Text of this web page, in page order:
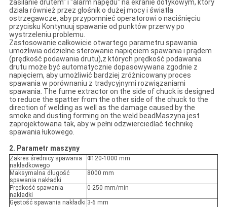
zasilanie drutem" i "alarm napędu" na ekranie dotykowym, który
działa również przez głośnik o dużej mocy i światła
ostrzegawcze, aby przypomnieć operatorowi o naciśnięciu
przycisku Kontynuuj spawanie od punktów przerwy po
wystrzeleniu problemu.
Zastosowanie całkowicie otwartego parametru spawania
umożliwia oddzielne sterowanie napięciem spawania i prądem
(prędkość podawania drutu),z których prędkość podawania
drutu może być automatycznie dopasowywana zgodnie z
napięciem, aby umożliwić bardziej zróżnicowany proces
spawania w porównaniu z tradycyjnymi rozwiązaniami
spawania. The fume extractor on the side of chuck is designed
to reduce the spatter from the other side of the chuck to the
direction of welding as well as the damage caused by the
smoke and dusting forming on the weld beadMaszyna jest
zaprojektowana tak, aby w pełni odzwierciedlać technikę
spawania łukowego.
2. Parametr maszyny
Zakres średnicy spawania
nakładkowego
Φ120-1000 mm
Maksymalna długość
spawania nakładki
8000 mm
Prędkość spawania
nakładki
0-250 mm/min
Gęstość spawania nakładki 3-6 mm